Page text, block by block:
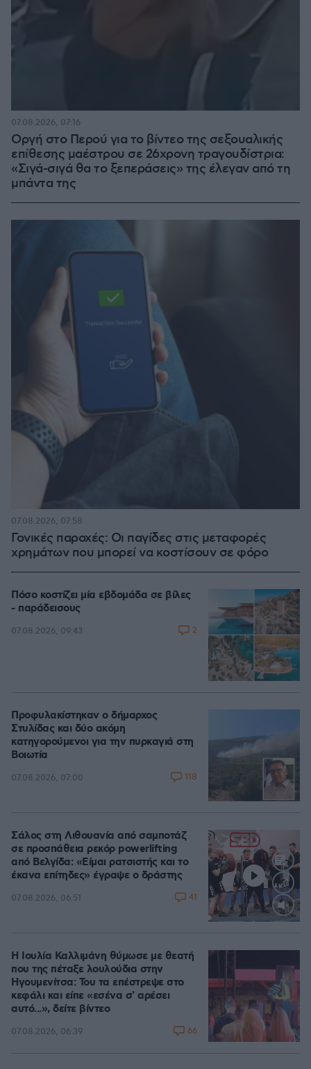
Οργή στο Περού για το βίντεο της σεξουαλικής
επίθεσης μαέστρου σε 26χρονη τραγουδίστρια:
«Σιγά-σιγά θα το ξεπεράσεις» της έλεγαν από τη
μπάντα της
07.08.2026, 07:16
Γονικές παροχές: Οι παγίδες στις μεταφορές
χρημάτων που μπορεί να κοστίσουν σε φόρο
07.08.2026, 07:58
Πόσο κοστίζει μία εβδομάδα σε βίλες
- παράδεισους
07.08.2026, 09:43 2
Προφυλακίστηκαν ο δήμαρχος
Στυλίδας και δύο ακόμη
κατηγορούμενοι για την πυρκαγιά στη
Βοιωτία
07.08.2026, 07:00 118
Loaded
Σάλος στη Λιθουανία από σαμποτάζ
σε προσπάθεια ρεκόρ powerlifting
από Βελγίδα: «Είμαι ρατσιστής και το
έκανα επίτηδες» έγραψε ο δράστης
07.08.2026, 06:51 41
Η Ιουλία Καλλιμάνη θύμωσε με θεατή
που της πέταξε λουλούδια στην
Ηγουμενίτσα: Του τα επέστρεψε στο
κεφάλι και είπε «εσένα σ' αρέσει
αυτό...», δείτε βίντεο
07.08.2026, 06:39 66